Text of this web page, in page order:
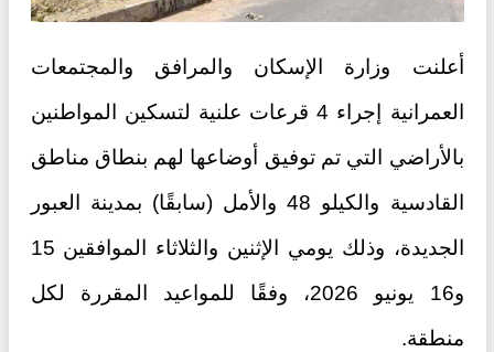
أعلنت وزارة الإسكان والمرافق والمجتمعات
العمرانية إجراء 4 قرعات علنية لتسكين المواطنين
بالأراضي التي تم توفيق أوضاعها لهم بنطاق مناطق
القادسية والكيلو 48 والأمل (سابقًا) بمدينة العبور
الجديدة، وذلك يومي الإثنين والثلاثاء الموافقين 15
و16 يونيو 2026، وفقًا للمواعيد المقررة لكل
منطقة.